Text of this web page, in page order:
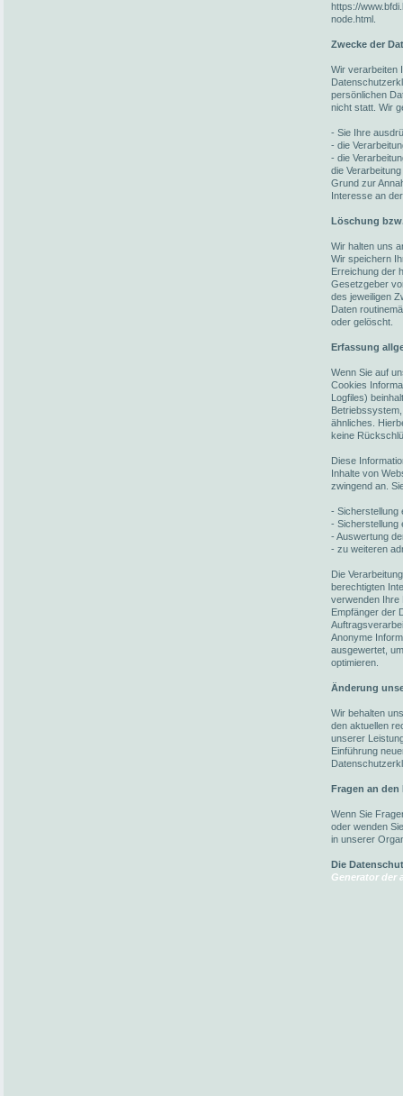
https://
node.html.
Zwecke der
Wir verarbeiten
persönlichen
nicht statt. Wir
- Sie Ihre
- die
- die
die
Grund zur
Interesse an
Löschung
Wir halten uns
Wir speichern
Erreichung der
Gesetzgeber
des jeweiligen
Daten
oder gelöscht.
Erfassung
Wenn Sie auf
Cookies
Logfiles)
ähnliches.
keine
Diese
Inhalte von
zwingend an.
- Sicherstellung
- Sicherstellung
- Auswertung
- zu weiteren
Die
berechtigten
verwenden Ihre
Empfänger der
Anonyme
ausgewertet,
optimieren.
Änderung
Wir behalten
den aktuellen
unserer
Einführung
Fragen an
Wenn Sie
oder wenden
in unserer
Die
Generator der